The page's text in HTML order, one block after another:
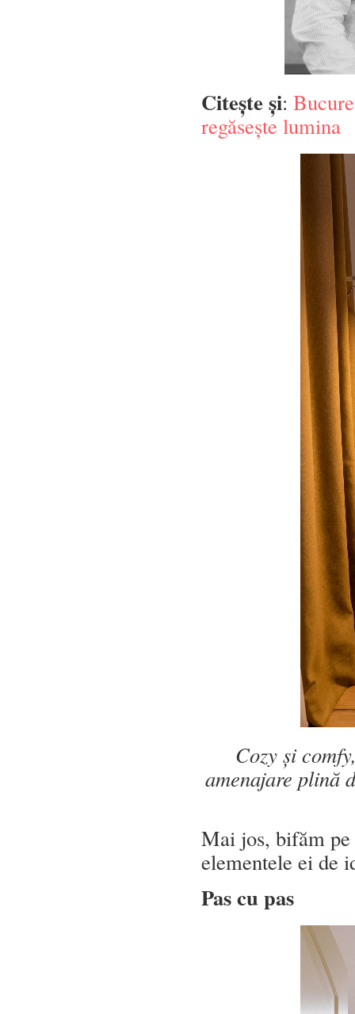
Citește și:
regăsește lumina
Cozy și
amenajare plină
Mai jos, bifăm
elementele ei de
Pas cu pas